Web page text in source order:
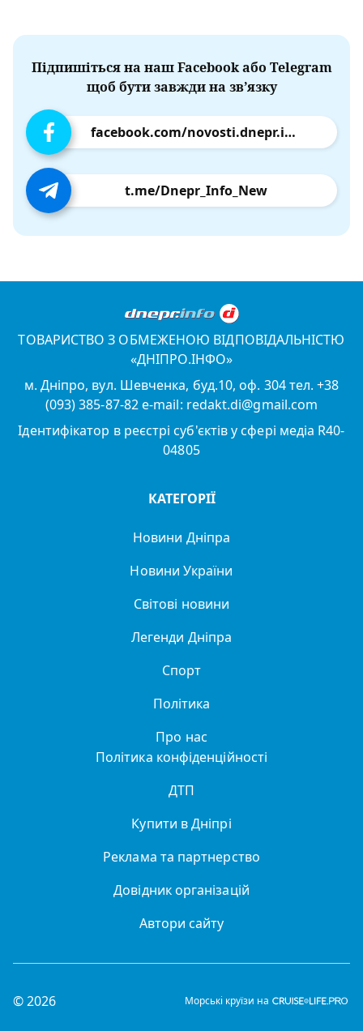
Підпишіться на наш Facebook або Telegram
щоб бути завжди на зв’язку
facebook.com/novosti.dnepr.info
t.me/Dnepr_Info_New
ТОВАРИСТВО З ОБМЕЖЕНОЮ ВІДПОВІДАЛЬНІСТЮ
«ДНІПРО.ІНФО»
м. Дніпро, вул. Шевченка, буд.10, оф. 304 тел. +38
(093) 385-87-82 e-mail: redakt.di@gmail.com
Ідентифікатор в реєстрі суб'єктів у сфері медіа R40-
04805
КАТЕГОРІЇ
Новини Дніпра
Новини України
Світові новини
Легенди Дніпра
Спорт
Політика
Про нас
Політика конфіденційності
ДТП
Купити в Дніпрі
Реклама та партнерство
Довідник організацій
Автори сайту
© 2026 Морські круїзи на